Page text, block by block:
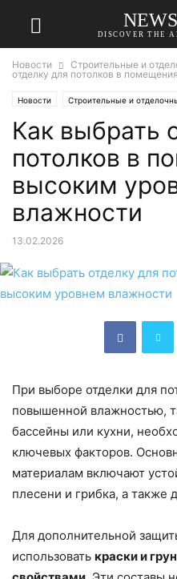
DISCOVER THE
Новости Строительные и
отделку для потолков в
Новости Строительные и
Как выбрать
потолков в
высоким
влажности
13.02.2026
При выборе отделки для
повышенной влажностью,
бассейны или кухни,
ключевых факторов.
материалам включают
плесени и грибка, а также
Для дополнительной
использовать краски и